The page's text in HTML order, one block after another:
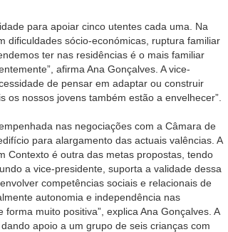
para apoiar cinco utentes cada uma. Na
dificuldades sócio-económicas, ruptura familiar
ter nas residências é o mais familiar
afirma Ana Gonçalves. A vice-
de pensar em adaptar ou construir
os nossos jovens também estão a envelhecer”.
nas negociações com a Câmara de
para alargamento das actuais valências. A
Contexto é outra das metas propostas, tendo
a vice-presidente, suporta a validade dessa
competências sociais e relacionais de
autonomia e independência nas
muito positiva”, explica Ana Gonçalves. A
apoio a um grupo de seis crianças com